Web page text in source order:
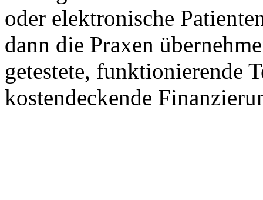
oder elektronische
dann die Praxen
getestete, funktionierende
kostendeckende